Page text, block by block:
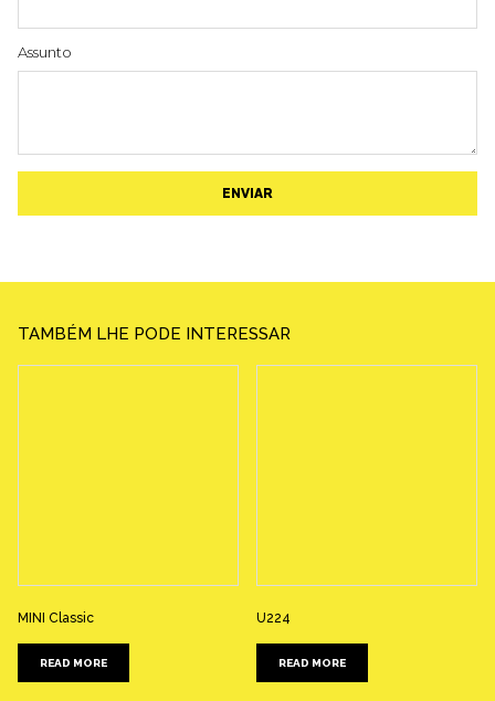
Assunto
ENVIAR
TAMBÉM LHE PODE INTERESSAR
MINI Classic
READ MORE
U224
READ MORE